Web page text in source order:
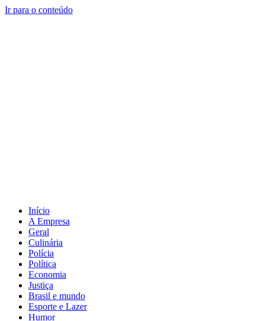
Ir para o conteúdo
Início
A Empresa
Geral
Culinária
Polícia
Política
Economia
Justiça
Brasil e mundo
Esporte e Lazer
Humor